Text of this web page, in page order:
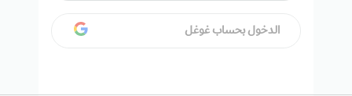
الدخول بحساب غوغل